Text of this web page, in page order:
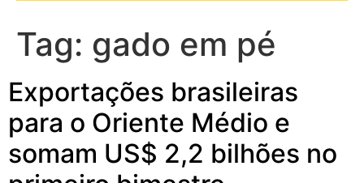
Tag: gado em pé
Exportações brasileiras
para o Oriente Médio e
somam US$ 2,2 bilhões no